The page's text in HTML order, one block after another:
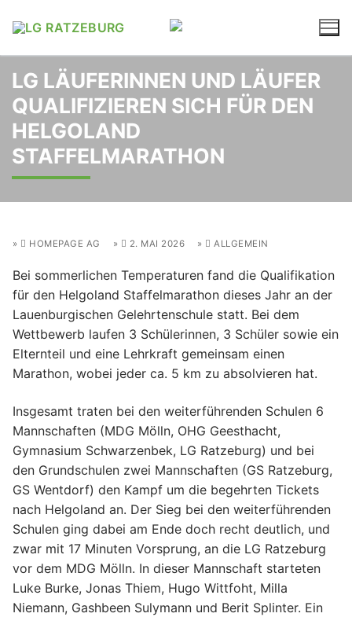
Inhalt
LG LÄUFERINNEN UND LÄUFER
QUALIFIZIEREN SICH FÜR DEN
HELGOLAND
STAFFELMARATHON
HOMEPAGE AG 2. MAI 2026 ALLGEMEIN
Bei sommerlichen Temperaturen fand die Qualifikation
für den Helgoland Staffelmarathon dieses Jahr an der
Lauenburgischen Gelehrtenschule statt. Bei dem
Wettbewerb laufen 3 Schülerinnen, 3 Schüler sowie ein
Elternteil und eine Lehrkraft gemeinsam einen
Marathon, wobei jeder ca. 5 km zu absolvieren hat.
Insgesamt traten bei den weiterführenden Schulen 6
Mannschaften (MDG Mölln, OHG Geesthacht,
Gymnasium Schwarzenbek, LG Ratzeburg) und bei
den Grundschulen zwei Mannschaften (GS Ratzeburg,
GS Wentdorf) den Kampf um die begehrten Tickets
nach Helgoland an. Der Sieg bei den weiterführenden
Schulen ging dabei am Ende doch recht deutlich, und
zwar mit 17 Minuten Vorsprung, an die LG Ratzeburg
vor dem MDG Mölln. In dieser Mannschaft starteten
Luke Burke, Jonas Thiem, Hugo Wittfoht, Milla
Niemann, Gashbeen Sulymann und Berit Splinter. Ein